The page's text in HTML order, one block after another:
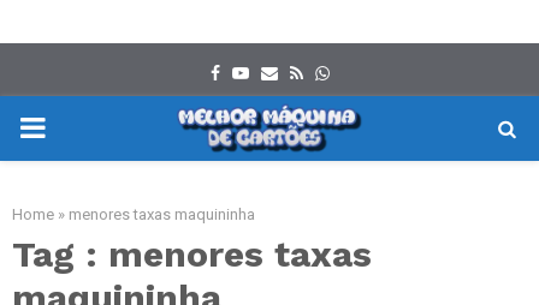
Facebook
Youtube
Email
RssWhatsapp
PRIMARY
Home » menores taxas maquininha
Tag : menores taxas